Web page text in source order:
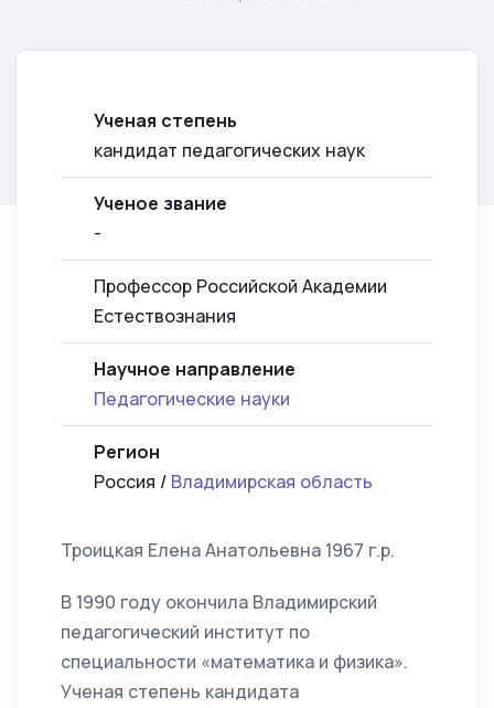
Ученая степень
кандидат педагогических наук
Ученое звание
-
Профессор Российской Академии
Естествознания
Научное направление
Педагогические науки
Регион
Россия / Владимирская область
Троицкая Елена Анатольевна 1967 г.р.
В 1990 году окончила Владимирский
педагогический институт по
специальности «математика и физика».
Ученая степень кандидата